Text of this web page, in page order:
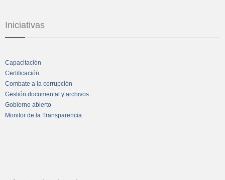
Iniciativas
Capacitación
Certificación
Combate a la corrupción
Gestión documental y archivos
Gobierno abierto
Monitor de la Transparencia